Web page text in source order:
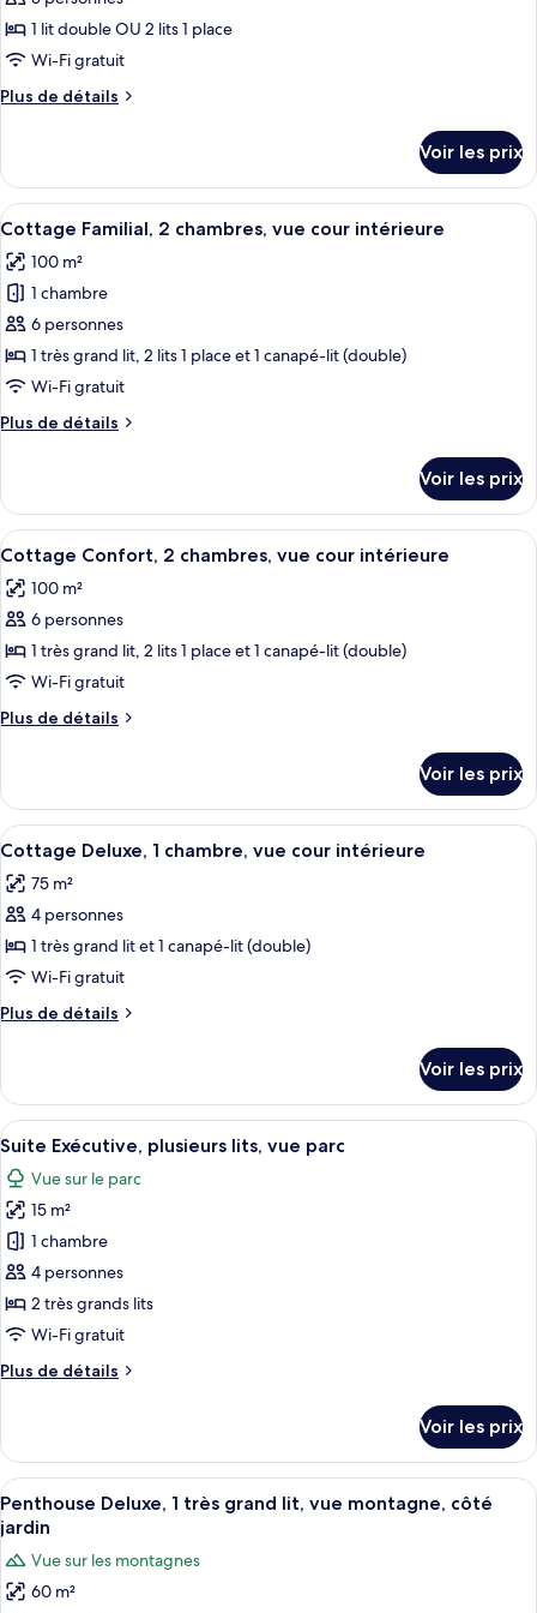
cour
intérieure
pour
ce
type
de
Confort
Double
ou
avec
lits
jumeaux,
vue
cour
intérieure
1 lit double OU 2 lits 1 place
Wi-Fi gratuit
Plus de détails
Plus
le
type
de
chambre
Chambre
Confort
Double
ou
avec
lits
jumeaux,
vue
Voir les prix
Afficher
toutes
les
photos
pour
ce
type
chambre :
2
chambres,
vue
cour
intérieure
Un salon confortable avec une
3
Cottage Familial, 2 chambres, vue cour intérieure
100 m²
1 chambre
6 personnes
1 très grand lit, 2 lits 1 place et 1 canapé-lit (double)
Wi-Fi gratuit
Plus de détails
Plus
le
type
de
chambre
Cottage
Familial,
chambres,
vue
intérieure
Voir les prix
Afficher
toutes
les
photos
pour
ce
type
de
Cottage
Confort,
2
chambres,
vue
cour
intérieure
Un lit jumeau bien fait, avec du
4
Cottage Confort, 2 chambres, vue cour intérieure
100 m²
6 personnes
1 très grand lit, 2 lits 1 place et 1 canapé-lit (double)
Wi-Fi gratuit
Plus de détails
Plus
le
type
de
chambre
Cottage
Confort,
chambres,
vue
intérieure
Voir les prix
Afficher
toutes
les
photos
pour
ce
type
de
Cottage
Deluxe,
1
chambre,
vue
cour
intérieure
Un salon avec un canapé, un pouf
4
Cottage Deluxe, 1 chambre, vue cour intérieure
75 m²
4 personnes
1 très grand lit et 1 canapé-lit (double)
Wi-Fi gratuit
Plus de détails
Plus
le
type
de
chambre
Cottage
Deluxe,
chambre,
vue
cour
intérieure
Voir les prix
Afficher
toutes
les
photos
pour
ce
type
de
chambre :
Suite
lits,
vue
parc
Un lit avec un cadre en métal et une
3
Suite Exécutive, plusieurs lits, vue parc
Vue sur le parc
15 m²
1 chambre
4 personnes
2 très grands lits
Wi-Fi gratuit
Plus de détails
Plus
le
type
de
chambre
Suite
Exécutive,
plusieurs
lits,
Voir les prix
Afficher
toutes
les
photos
pour
Une chambre avec un lit en bois, un
3
Penthouse Deluxe, 1 très grand lit, vue montagne, côté
jardin
Vue sur les montagnes
60 m²